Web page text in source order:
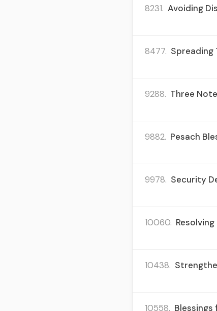
8231. Avoiding
8477. Spreading
9288. Three
9882. Pesach
9978. Security
10060.
10438.
10558. Blessings